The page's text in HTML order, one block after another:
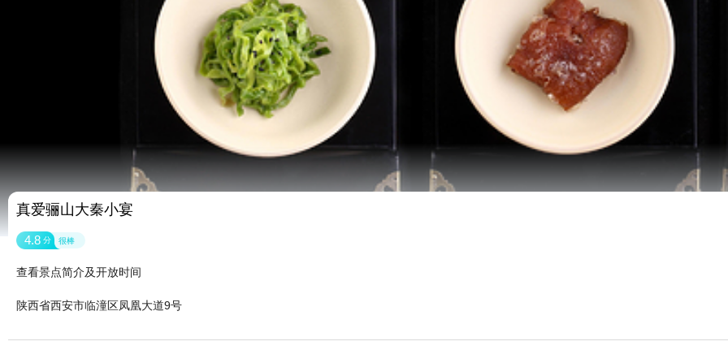
真爱骊山大秦小宴
4.8 分 很棒
查看景点简介及开放时间
陕西省西安市临潼区凤凰大道9号